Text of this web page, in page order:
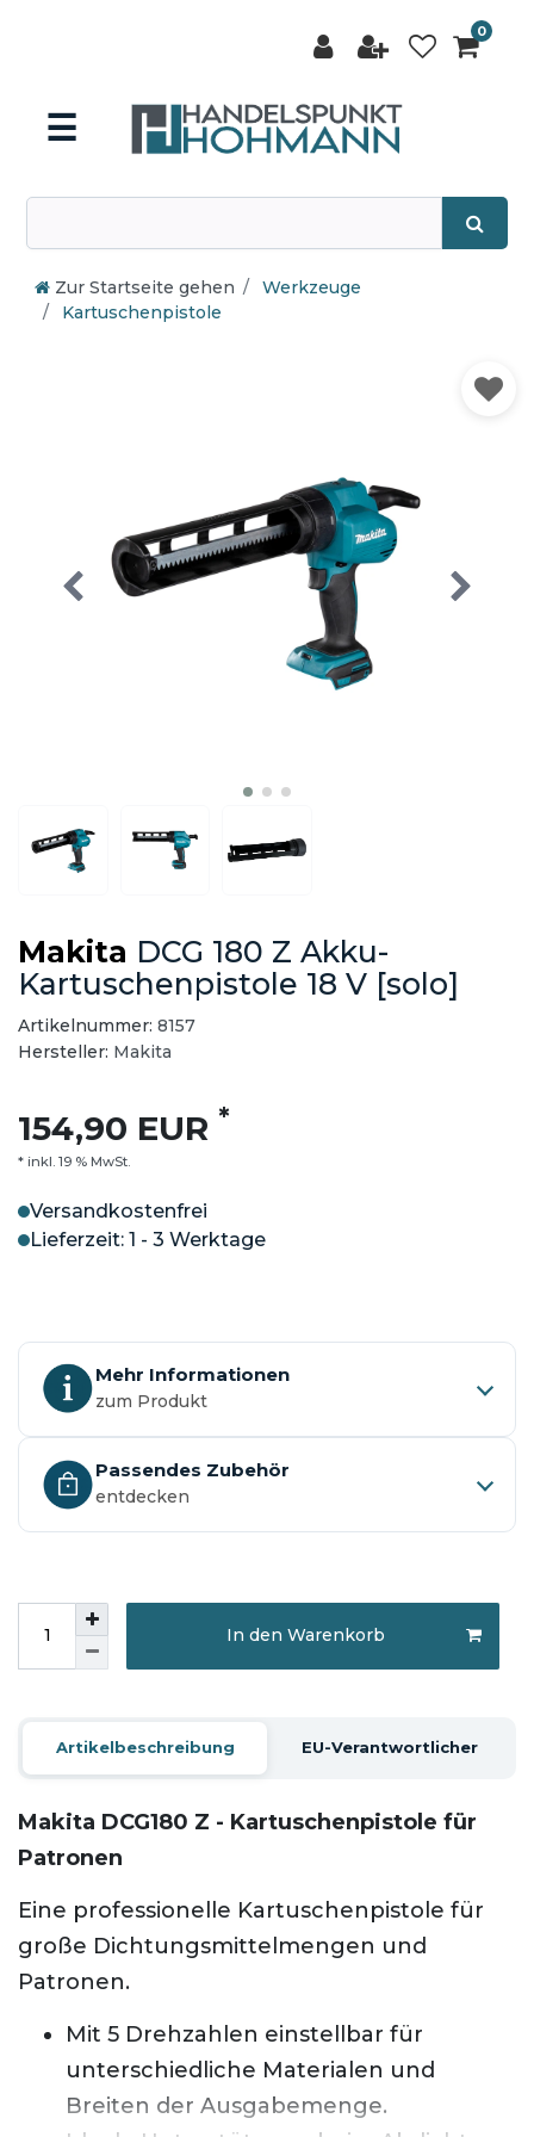
0
☰
Zur Startseite gehen
Werkzeuge
Kartuschenpistole
Makita DCG 180 Z Akku-
Kartuschenpistole 18 V [solo]
Artikelnummer: 8157
Hersteller: Makita
154,90 EUR *
* inkl. 19 % MwSt.
Versandkostenfrei
Lieferzeit: 1 - 3 Werktage
Mehr Informationen
zum Produkt
Passendes Zubehör
entdecken
In den Warenkorb
Artikelbeschreibung EU-Verantwortlicher
Makita DCG180 Z - Kartuschenpistole für
Patronen
Eine professionelle Kartuschenpistole für
große Dichtungsmittelmengen und
Patronen.
Mit 5 Drehzahlen einstellbar für
unterschiedliche Materialen und
Breiten der Ausgabemenge.